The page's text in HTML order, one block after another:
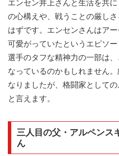
エンセン井上さんと生活を共
の心構えや、戦うことの厳し
はずです。エンセンさんはア
可愛がっていたというエピソ
選手のタフな精神力の一部は
なっているのかもしれません
なりましたが、格闘家として
と言えます。
三人目の父・アルペンス
ん